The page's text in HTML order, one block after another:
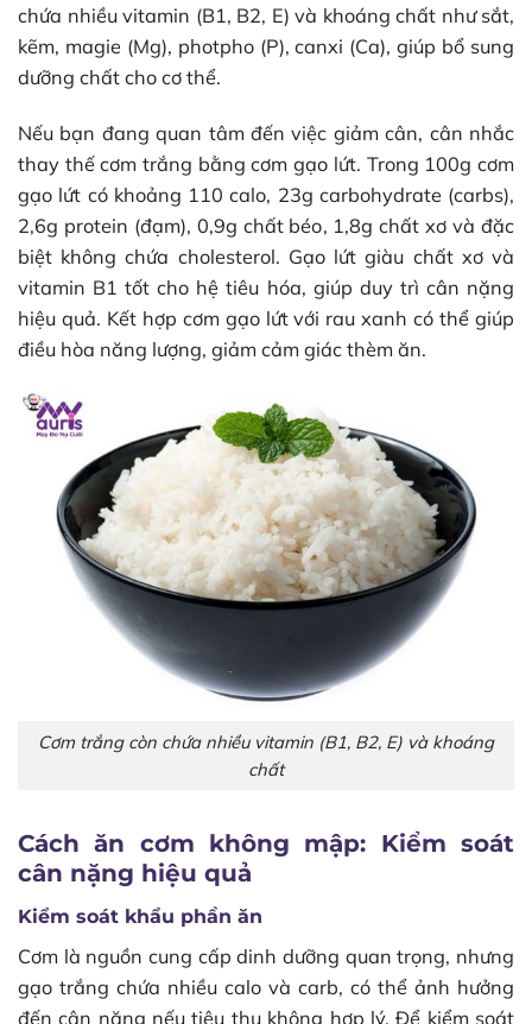
chứa nhiều vitamin (B1, B2, E) và khoáng chất như sắt,
kẽm, magie (Mg), photpho (P), canxi (Ca), giúp bổ sung
dưỡng chất cho cơ thể.
Nếu bạn đang quan tâm đến việc giảm cân, cân nhắc
thay thế cơm trắng bằng cơm gạo lứt. Trong 100g cơm
gạo lứt có khoảng 110 calo, 23g carbohydrate (carbs),
2,6g protein (đạm), 0,9g chất béo, 1,8g chất xơ và đặc
biệt không chứa cholesterol. Gạo lứt giàu chất xơ và
vitamin B1 tốt cho hệ tiêu hóa, giúp duy trì cân nặng
hiệu quả. Kết hợp cơm gạo lứt với rau xanh có thể giúp
điều hòa năng lượng, giảm cảm giác thèm ăn.
Cơm trắng còn chứa nhiều vitamin (B1, B2, E) và khoáng
chất
Cách ăn cơm không mập: Kiểm soát
cân nặng hiệu quả
Kiểm soát khẩu phần ăn
Cơm là nguồn cung cấp dinh dưỡng quan trọng, nhưng
gạo trắng chứa nhiều calo và carb, có thể ảnh hưởng
đến cân nặng nếu tiêu thụ không hợp lý. Để kiểm soát